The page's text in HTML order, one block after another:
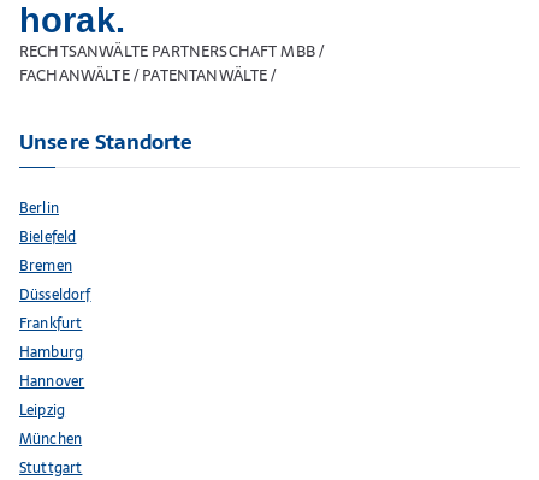
horak.
RECHTSANWÄLTE PARTNERSCHAFT MBB /
FACHANWÄLTE / PATENTANWÄLTE /
Unsere Standorte
Berlin
Bielefeld
Bremen
Düsseldorf
Frankfurt
Hamburg
Hannover
Leipzig
München
Stuttgart